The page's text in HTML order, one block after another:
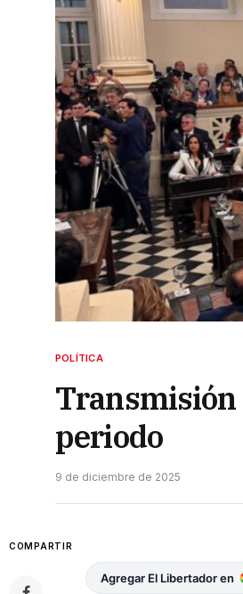
POLÍTICA
Transmisión
periodo
9 de diciembre de 2025
COMPARTIR
Agregar El Libertador en